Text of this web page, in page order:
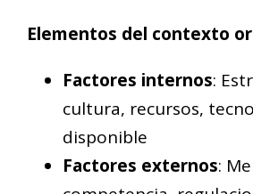
Elementos del contexto
Factores internos:
cultura, recursos,
disponible
Factores externos: